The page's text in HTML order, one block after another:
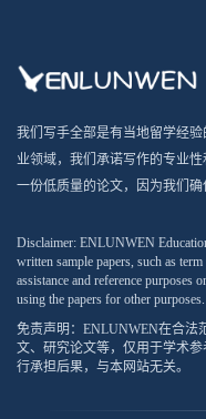
我们写手全部是有当地留学经
业领域，我们承诺写作的专业
一份低质量的论文，因为我们确
Disclaimer: ENLUNWEN
written sample papers, such as
assistance and reference
using the papers for other purposes.
免责声明：ENLUNWEN在合法
文、研究论文等，仅用于学术
行承担后果，与本网站无关。